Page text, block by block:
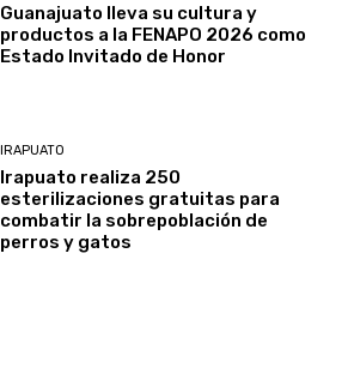
Guanajuato lleva su cultura y
productos a la FENAPO 2026 como
Estado Invitado de Honor
IRAPUATO
Irapuato realiza 250
esterilizaciones gratuitas para
combatir la sobrepoblación de
perros y gatos